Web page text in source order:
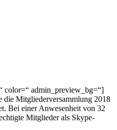
color=“ admin_preview_bg=“]
Mitgliederversammlung 2018
Bei einer Anwesenheit von 32
Mitglieder als Skype-